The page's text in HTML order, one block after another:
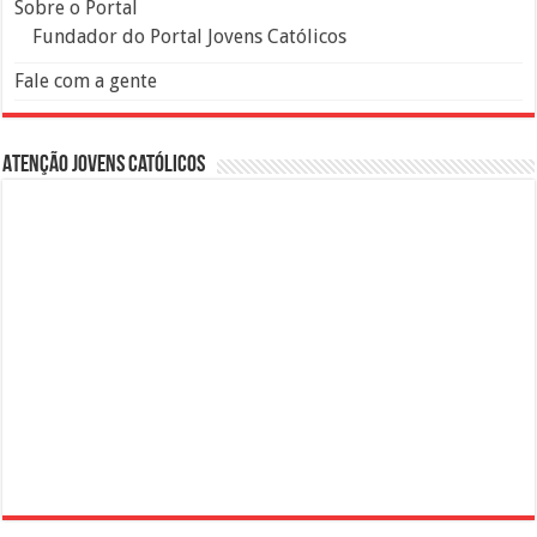
Sobre o Portal
Fundador do Portal Jovens Católicos
Fale com a gente
Atenção Jovens Católicos